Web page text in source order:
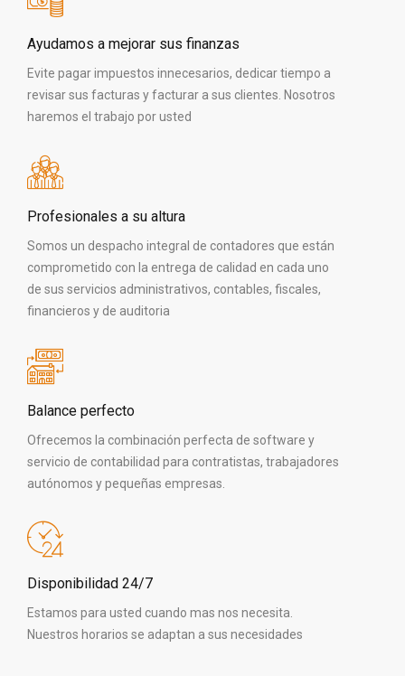
Ayudamos a mejorar sus finanzas
Evite pagar impuestos innecesarios, dedicar tiempo a
revisar sus facturas y facturar a sus clientes. Nosotros
haremos el trabajo por usted
Profesionales a su altura
Somos un despacho integral de contadores que están
comprometido con la entrega de calidad en cada uno
de sus servicios administrativos, contables, fiscales,
financieros y de auditoria
Balance perfecto
Ofrecemos la combinación perfecta de software y
servicio de contabilidad para contratistas, trabajadores
autónomos y pequeñas empresas.
Disponibilidad 24/7
Estamos para usted cuando mas nos necesita.
Nuestros horarios se adaptan a sus necesidades